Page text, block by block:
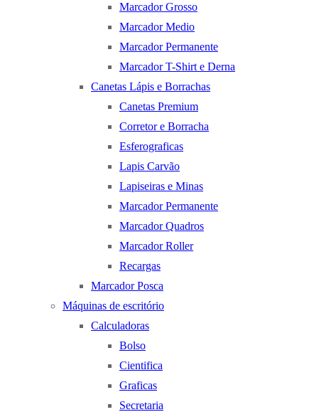
Marcador Grosso
Marcador Medio
Marcador Permanente
Marcador T-Shirt e Derna
Canetas Lápis e Borrachas
Canetas Premium
Corretor e Borracha
Esferograficas
Lapis Carvão
Lapiseiras e Minas
Marcador Permanente
Marcador Quadros
Marcador Roller
Recargas
Marcador Posca
Máquinas de escritório
Calculadoras
Bolso
Cientifica
Graficas
Secretaria